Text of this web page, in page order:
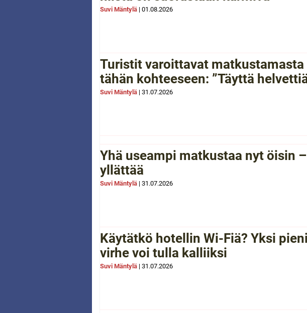
Suvi Mäntylä | 01.08.2026
Turistit varoittavat matkustamasta
tähän kohteeseen: ”Täyttä
Suvi Mäntylä | 31.07.2026
Yhä useampi matkustaa nyt öisin
yllättää
Suvi Mäntylä | 31.07.2026
Käytätkö hotellin Wi-Fiä? Yksi pieni
virhe voi tulla kalliiksi
Suvi Mäntylä | 31.07.2026